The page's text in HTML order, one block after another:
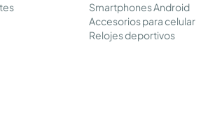
Smartphones Android
Accesorios para celular
Relojes deportivos